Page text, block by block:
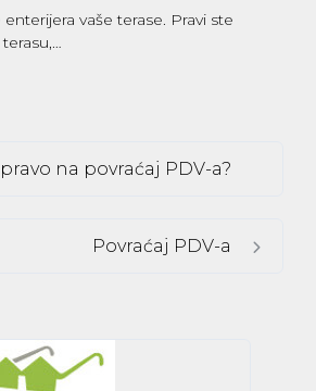
vaše terase. Pravi ste
na povraćaj PDV-a?
Povraćaj PDV-a